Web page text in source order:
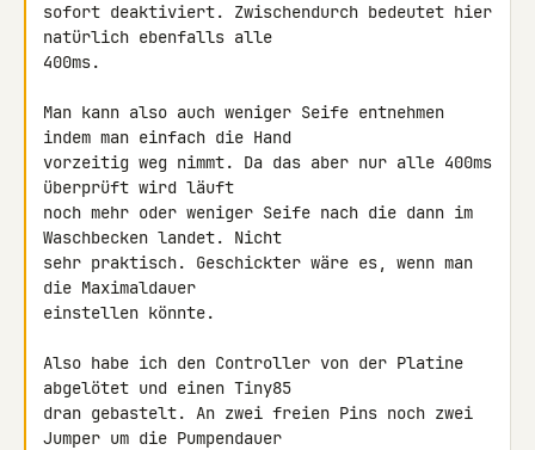
sofort deaktiviert. Zwischendurch bedeutet hier
natürlich ebenfalls alle
400ms.
Man kann also auch weniger Seife entnehmen
indem man einfach die Hand
vorzeitig weg nimmt. Da das aber nur alle 400ms
überprüft wird läuft
noch mehr oder weniger Seife nach die dann im
Waschbecken landet. Nicht
sehr praktisch. Geschickter wäre es, wenn man
die Maximaldauer
einstellen könnte.
Also habe ich den Controller von der Platine
abgelötet und einen Tiny85
dran gebastelt. An zwei freien Pins noch zwei
Jumper um die Pumpendauer